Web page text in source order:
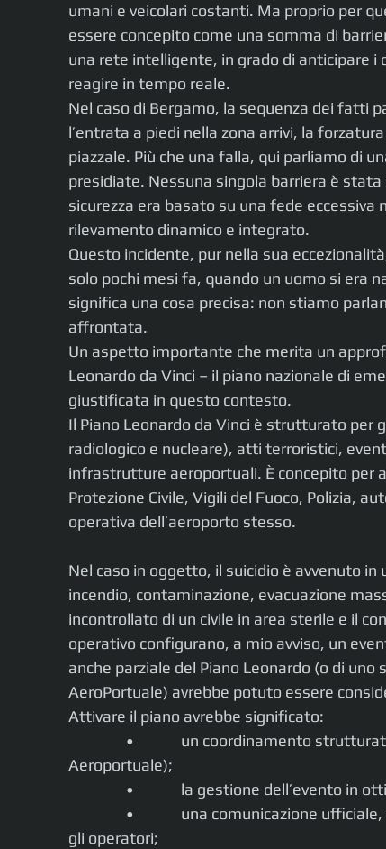
umani e veicolari costanti. Ma proprio per
essere concepito come una somma di
una rete intelligente, in grado di anticipare
reagire in tempo reale.
Nel caso di Bergamo, la sequenza dei fatti
l’entrata a piedi nella zona arrivi, la
piazzale. Più che una falla, qui parliamo di
presidiate. Nessuna singola barriera è
sicurezza era basato su una fede
rilevamento dinamico e integrato.
Questo incidente, pur nella sua
solo pochi mesi fa, quando un uomo si era
significa una cosa precisa: non stiamo
affrontata.
Un aspetto importante che merita un
Leonardo da Vinci – il piano nazionale di
giustificata in questo contesto.
Il Piano Leonardo da Vinci è strutturato per
radiologico e nucleare), atti terroristici,
infrastrutture aeroportuali. È concepito per
Protezione Civile, Vigili del Fuoco, Polizia,
operativa dell’aeroporto stesso.
Nel caso in oggetto, il suicidio è avvenuto
incendio, contaminazione, evacuazione
incontrollato di un civile in area sterile e il
operativo configurano, a mio avviso, un
anche parziale del Piano Leonardo (o di uno
AeroPortuale) avrebbe potuto essere
Attivare il piano avrebbe significato:
•             un coordinamento
Aeroportuale);
•             la gestione dell’evento in
•             una comunicazione
gli operatori;